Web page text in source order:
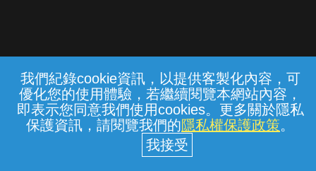
我們紀錄cookie資訊，以提供客製化內容，可
優化您的使用體驗，若繼續閱覽本網站內容，
即表示您同意我們使用cookies。更多關於隱私
保護資訊，請閱覽我們的隱私權保護政策。
常見問題 線上客服 服務條款 隱私權保護
中華電信股份有限公司個人家庭分公司
(統一編號：96979949) © 2026
{{notifyMsg}}